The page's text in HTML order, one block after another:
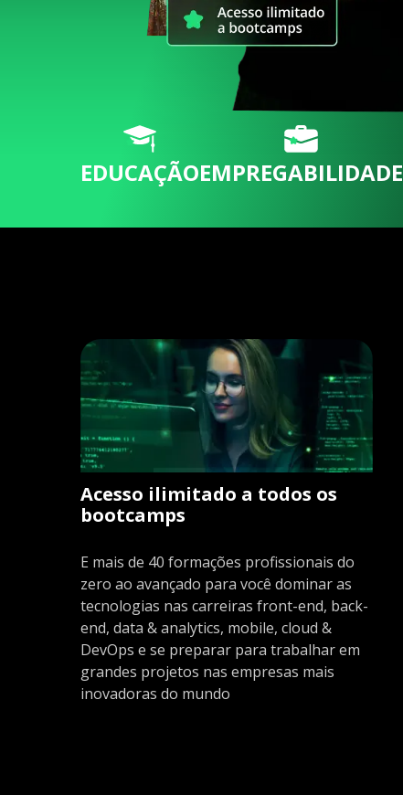
EDUCAÇÃOEMPREGABILIDADE
Acesso ilimitado a todos os
bootcamps
E mais de 40 formações profissionais do
zero ao avançado para você dominar as
tecnologias nas carreiras front-end, back-
end, data & analytics, mobile, cloud &
DevOps e se preparar para trabalhar em
grandes projetos nas empresas mais
inovadoras do mundo